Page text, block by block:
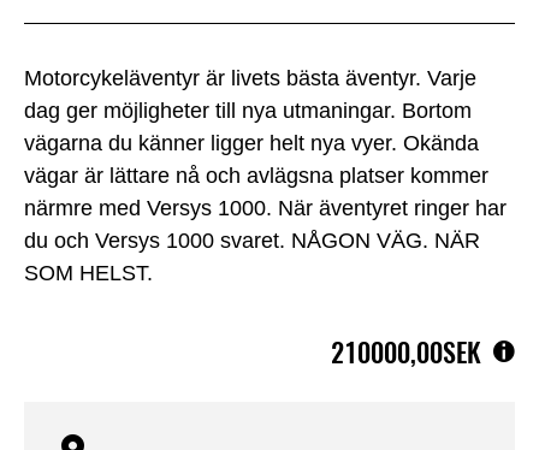
Motorcykeläventyr är livets bästa äventyr. Varje
dag ger möjligheter till nya utmaningar. Bortom
vägarna du känner ligger helt nya vyer. Okända
vägar är lättare nå och avlägsna platser kommer
närmre med Versys 1000. När äventyret ringer har
du och Versys 1000 svaret. NÅGON VÄG. NÄR
SOM HELST.
210000,00SEK